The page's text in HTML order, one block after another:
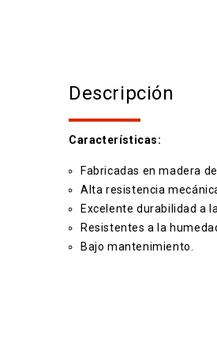
Descripción
Características:
Fabricadas en madera
Alta resistencia
Excelente durabilidad a
Resistentes a la
Bajo mantenimiento.